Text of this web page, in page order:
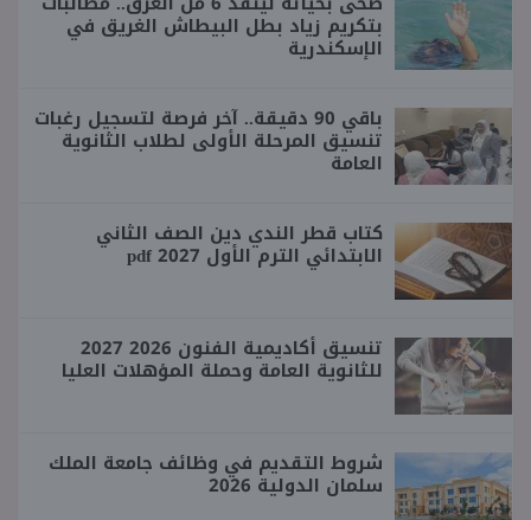
بتكريم زياد بطل البيطاش الغريق في
الإسكندرية
باقي 90 دقيقة.. آخر فرصة لتسجيل رغبات
تنسيق المرحلة الأولى لطلاب الثانوية
العامة
كتاب قطر الندي دين الصف الثاني
الابتدائي الترم الأول 2027 pdf
تنسيق أكاديمية الفنون 2026 2027
للثانوية العامة وحملة المؤهلات العليا
شروط التقديم في وظائف جامعة الملك
سلمان الدولية 2026